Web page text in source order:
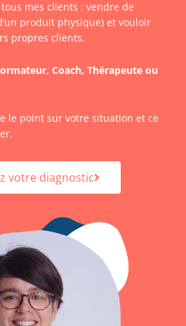
mes clients : vendre de
produit physique) et vouloir
propres clients.
Coach, Thérapeute ou
le point sur votre situation et ce
votre diagnostic